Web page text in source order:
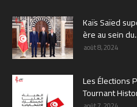
Kaïs Saïed
ère au sein
août 8, 2024
Les Élections
Tournant